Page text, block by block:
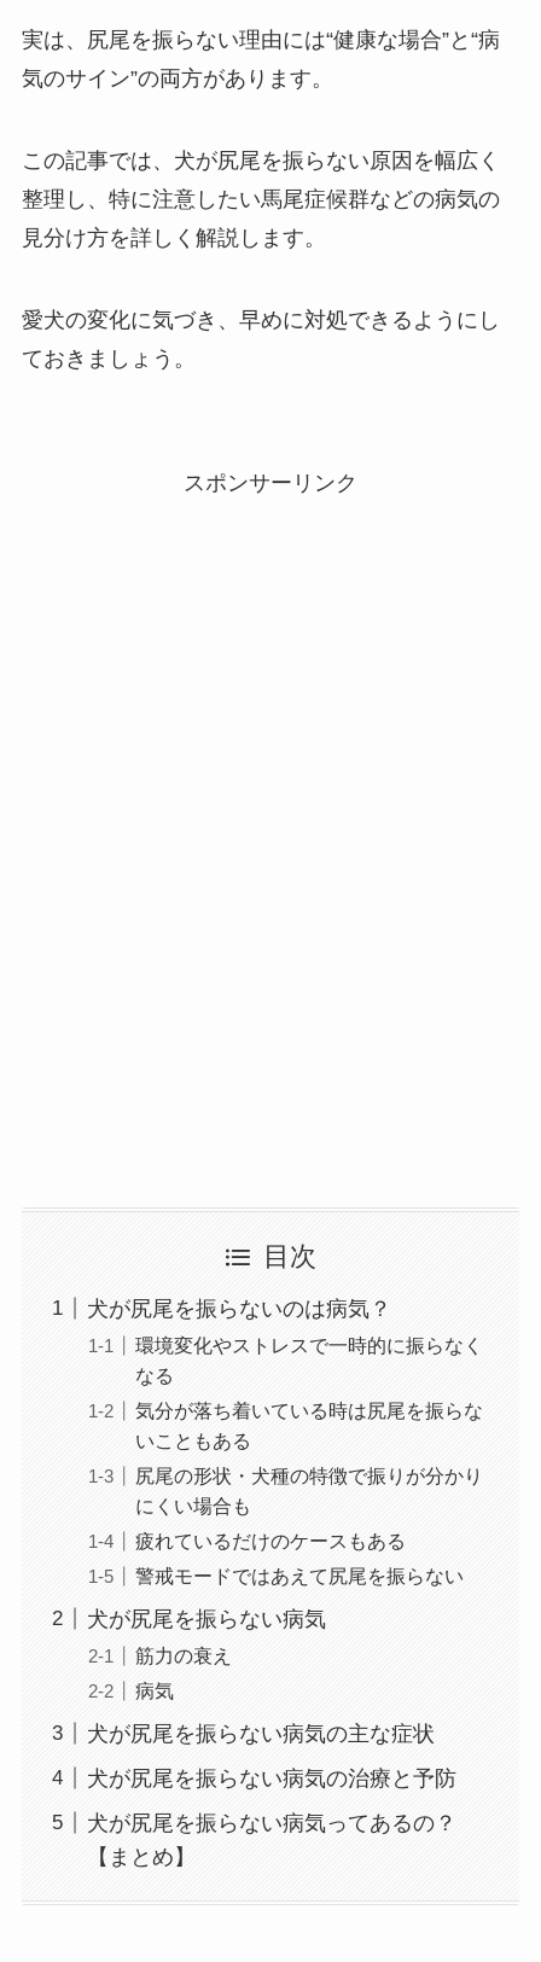
実は、尻尾を振らない理由には“健康な場合”と“病
気のサイン”の両方があります。
この記事では、犬が尻尾を振らない原因を幅広く
整理し、特に注意したい馬尾症候群などの病気の
見分け方を詳しく解説します。
愛犬の変化に気づき、早めに対処できるようにし
ておきましょう。
スポンサーリンク
目次
犬が尻尾を振らないのは病気？
環境変化やストレスで一時的に振らなく
なる
気分が落ち着いている時は尻尾を振らな
いこともある
尻尾の形状・犬種の特徴で振りが分かり
にくい場合も
疲れているだけのケースもある
警戒モードではあえて尻尾を振らない
犬が尻尾を振らない病気
筋力の衰え
病気
犬が尻尾を振らない病気の主な症状
犬が尻尾を振らない病気の治療と予防
犬が尻尾を振らない病気ってあるの？
【まとめ】